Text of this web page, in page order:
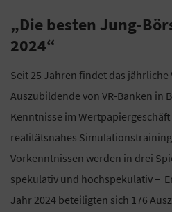
„Die besten Jung-
2024“
Seit 25 Jahren findet das jährliche
Auszubildende von VR-Banken in
Kenntnisse im
realitätsnahes
Vorkenntnissen werden in drei
spekulativ und hochspekulativ –
Jahr 2024 beteiligten sich 176